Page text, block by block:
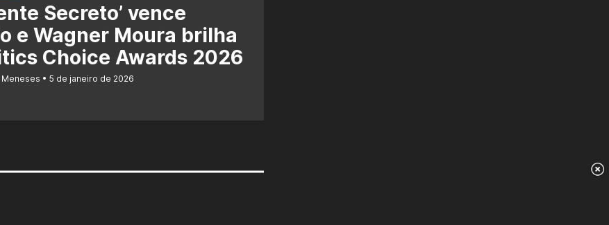
Secreto’ vence
e Wagner Moura brilha
Choice Awards 2026
Meneses 5 de janeiro de 2026